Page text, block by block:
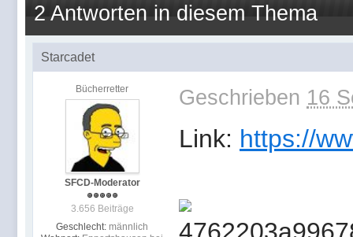
2 Antworten in diesem Thema
Starcadet
Bücherretter
SFCD-Moderator
3.656 Beiträge
Geschlecht: männlich
Geschrieben 16
Link: https://